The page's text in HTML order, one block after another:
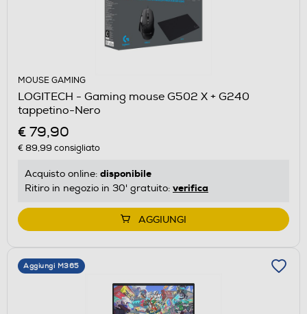
MOUSE GAMING
LOGITECH - Gaming mouse G502 X + G240
tappetino-Nero
€ 79,90
€ 89,99 consigliato
Acquisto online: disponibile
Ritiro in negozio in 30' gratuito: verifica
AGGIUNGI
Aggiungi M365